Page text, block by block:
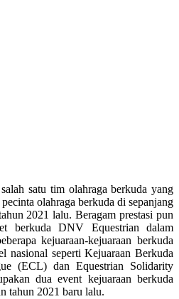
satu tim olahraga berkuda yang
olahraga berkuda di sepanjang
2021 lalu. Beragam prestasi pun
berkuda DNV Equestrian dalam
kejuaraan-kejuaraan berkuda
nasional seperti Kejuaraan Berkuda
(ECL) dan Equestrian Solidarity
dua event kejuaraan berkuda
tahun 2021 baru lalu.